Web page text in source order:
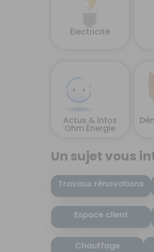
Électricité
Actus & infos
Ohm Énergie
Un sujet vous
Travaux rénovations
Espace client
Chauffage